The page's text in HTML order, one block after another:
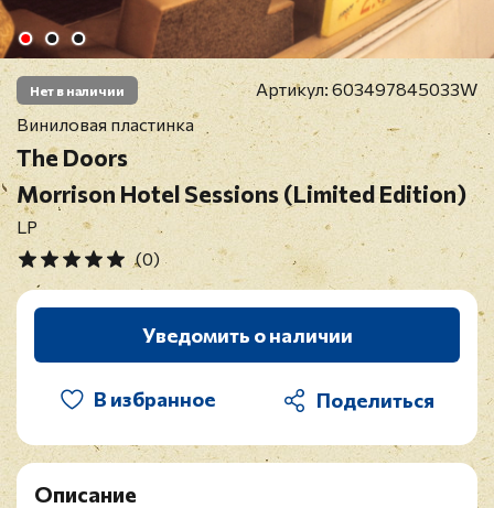
Нет в наличии Артикул: 603497845033W
Виниловая пластинка
The Doors
Morrison Hotel Sessions (Limited Edition)
LP
(0)
Уведомить о наличии
В избранное
Описание